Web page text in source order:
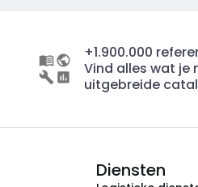
+1.900.000
Vind alles wat je
uitgebreide
Diensten